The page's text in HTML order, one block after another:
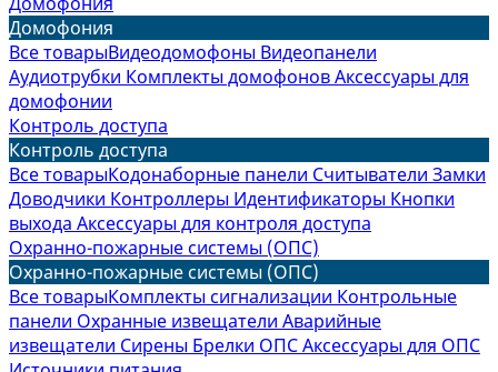
Домофония
Все товарыВидеодомофоны Видеопанели
Аудиотрубки Комплекты домофоновАксессуары для
домофонии
Контроль доступа
Контроль доступа
Все товарыКодонаборные панели Считыватели Замки
Доводчики Контроллеры Идентификаторы Кнопки
выхода Аксессуары для контроля доступа
Охранно-пожарные системы (ОПС)
Охранно-пожарные системы (ОПС)
Все товарыКомплекты сигнализации Контрольные
панели Охранные извещатели Аварийные
извещатели Сирены Брелки ОПСАксессуары для ОПС